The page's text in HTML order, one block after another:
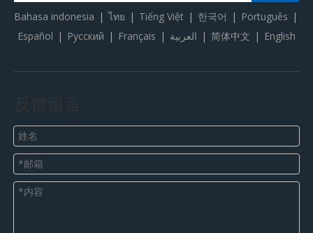
Bahasa indonesia | ไทย | Tiếng Việt | 한국어 | Português |
Español | Pусский | Français | العربية | 简体中文 | English